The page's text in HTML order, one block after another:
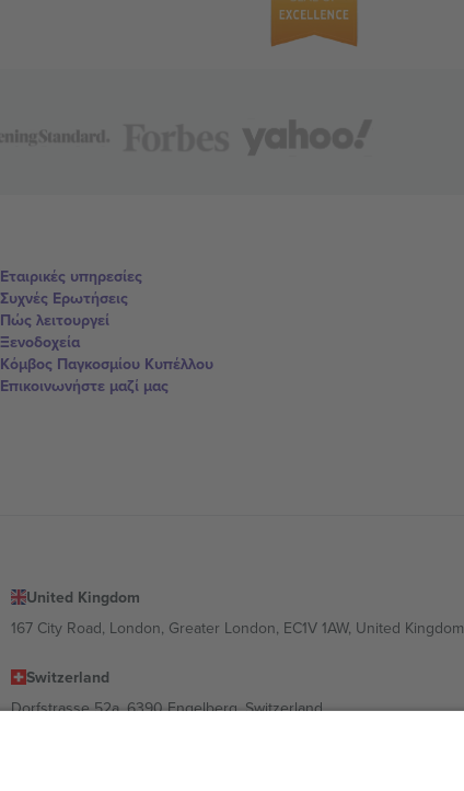
Εταιρικές υπηρεσίες
Συχνές Ερωτήσεις
Πώς λειτουργεί
Ξενοδοχεία
Κόμβος Παγκοσμίου Κυπέλλου
Επικοινωνήστε μαζί μας
United Kingdom
167 City Road, London, Greater London, EC1V 1AW, United Kingdom
Switzerland
Dorfstrasse 52a, 6390 Engelberg, Switzerland